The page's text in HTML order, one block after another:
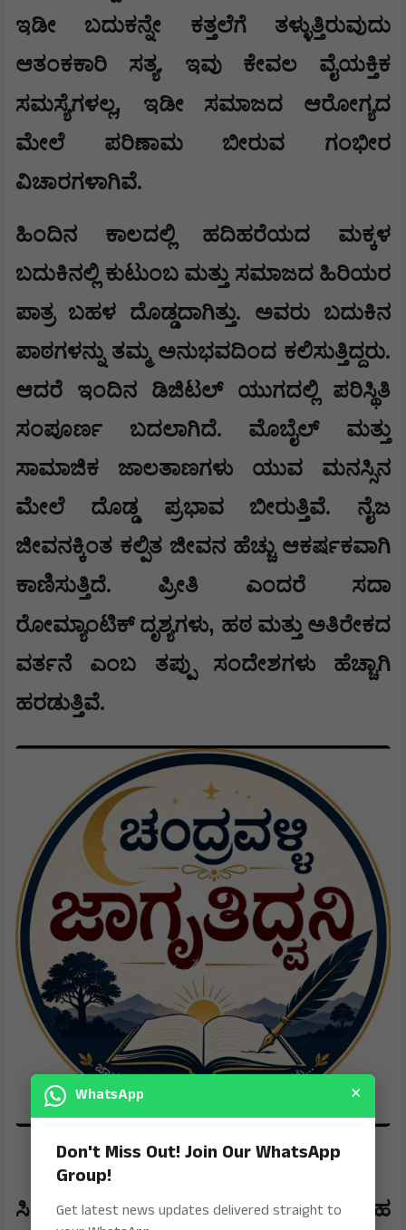
ಇಡೀ ಬದುಕನ್ನೇ ಕತ್ತಲೆಗೆ ತಳ್ಳುತ್ತಿರುವುದು
ಆತಂಕಕಾರಿ ಸತ್ಯ. ಇವು ಕೇವಲ ವೈಯಕ್ತಿಕ
ಸಮಸ್ಯೆಗಳಲ್ಲ, ಇಡೀ ಸಮಾಜದ ಆರೋಗ್ಯದ
ಮೇಲೆ ಪರಿಣಾಮ ಬೀರುವ ಗಂಭೀರ
ವಿಚಾರಗಳಾಗಿವೆ.
ಹಿಂದಿನ ಕಾಲದಲ್ಲಿ ಹದಿಹರೆಯದ ಮಕ್ಕಳ
ಬದುಕಿನಲ್ಲಿ ಕುಟುಂಬ ಮತ್ತು ಸಮಾಜದ ಹಿರಿಯರ
ಪಾತ್ರ ಬಹಳ ದೊಡ್ಡದಾಗಿತ್ತು. ಅವರು ಬದುಕಿನ
ಪಾಠಗಳನ್ನು ತಮ್ಮ ಅನುಭವದಿಂದ ಕಲಿಸುತ್ತಿದ್ದರು.
ಆದರೆ ಇಂದಿನ ಡಿಜಿಟಲ್ ಯುಗದಲ್ಲಿ ಪರಿಸ್ಥಿತಿ
ಸಂಪೂರ್ಣ ಬದಲಾಗಿದೆ. ಮೊಬೈಲ್ ಮತ್ತು
ಸಾಮಾಜಿಕ ಜಾಲತಾಣಗಳು ಯುವ ಮನಸ್ಸಿನ
ಮೇಲೆ ದೊಡ್ಡ ಪ್ರಭಾವ ಬೀರುತ್ತಿವೆ. ನೈಜ
ಜೀವನಕ್ಕಿಂತ ಕಲ್ಪಿತ ಜೀವನ ಹೆಚ್ಚು ಆಕರ್ಷಕವಾಗಿ
ಕಾಣಿಸುತ್ತಿದೆ. ಪ್ರೀತಿ ಎಂದರೆ ಸದಾ
ರೋಮ್ಯಾಂಟಿಕ್ ದೃಶ್ಯಗಳು, ಹಠ ಮತ್ತು ಅತಿರೇಕದ
ವರ್ತನೆ ಎಂಬ ತಪ್ಪು ಸಂದೇಶಗಳು ಹೆಚ್ಚಾಗಿ
ಹರಡುತ್ತಿವೆ.
ಸಿನಿಮಾ ಮತ್ತು ಮನರಂಜನಾ ಮಾಧ್ಯಮಗಳು ಸಹ
WhatsApp ×
Don't Miss Out! Join Our WhatsApp
Group!
Get latest news updates delivered straight to